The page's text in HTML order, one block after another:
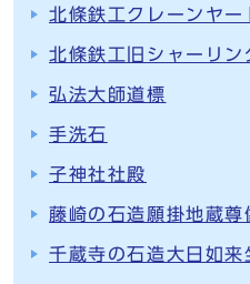
北條鉄工クレーンヤー
北條鉄工旧シャーリ
弘法大師道標
手洗石
子神社社殿
藤崎の石造願掛地蔵尊
千蔵寺の石造大日如来